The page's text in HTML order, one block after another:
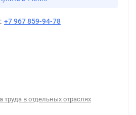
+7 967 859-94-78
труда в отдельных отраслях